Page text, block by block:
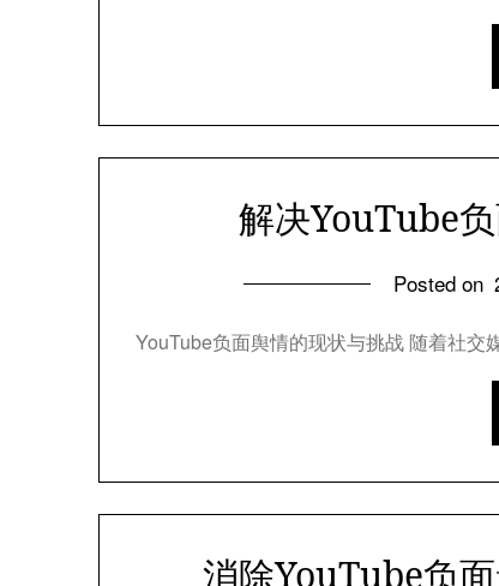
解决YouTube
Posted on
YouTube负面舆情的现状与挑战 随着社
消除YouTube负